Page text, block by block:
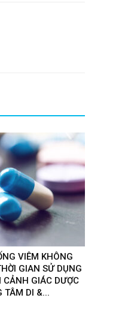
VIÊM KHÔNG
GIAN SỬ DỤNG
GIÁC DƯỢC
TÂM DI &...